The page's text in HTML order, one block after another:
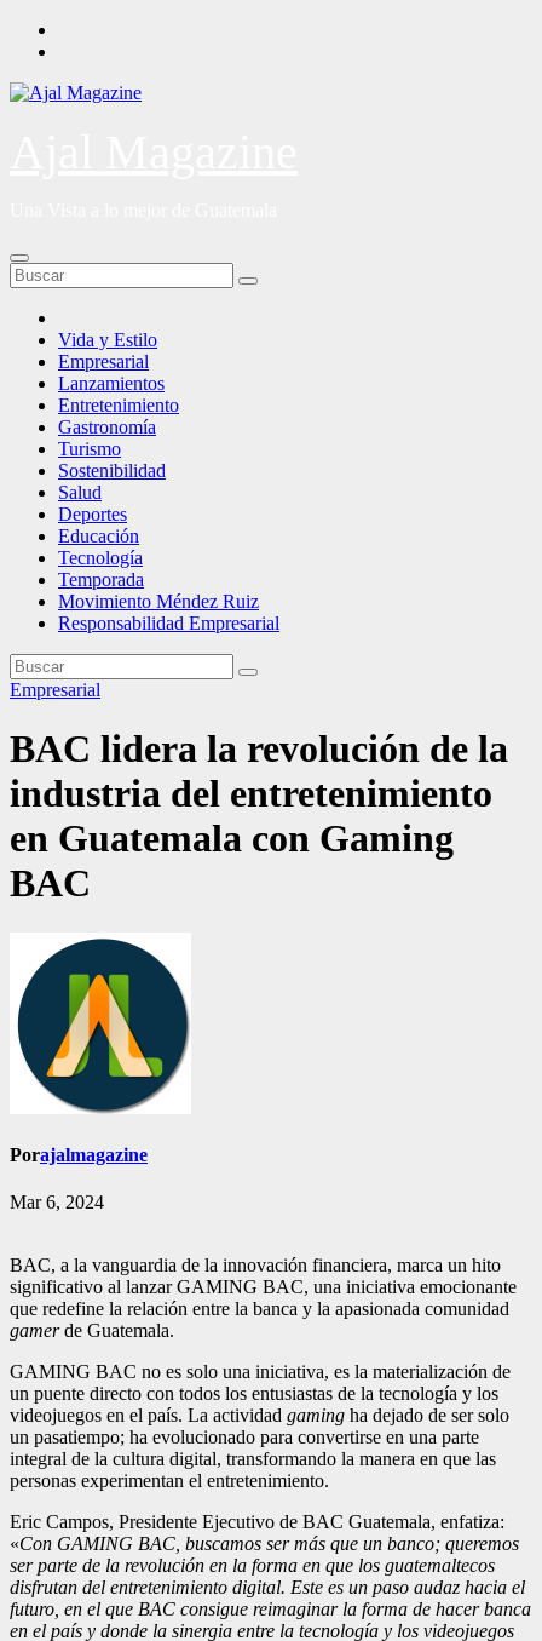
Saltar
Vida y Estilo
Empresarial
Lanzamientos
Entretenimiento
Gastronomía
Turismo
Sostenibilidad
Salud
Deportes
Educación
Tecnología
Temporada
Movimiento Méndez Ruiz
Responsabilidad Empresarial
Empresarial
BAC lidera la revolución de la
industria del entretenimiento
en Guatemala con Gaming
BAC
Porajalmagazine
Mar 6, 2024
BAC, a la vanguardia de la innovación financiera, marca un hito
significativo al lanzar GAMING BAC, una iniciativa emocionante
que redefine la relación entre la banca y la apasionada comunidad
gamerde Guatemala.
GAMING BAC no es solo una iniciativa, es la materialización de
un puente directo con todos los entusiastas de la tecnología y los
videojuegos en el país. La actividad gaming ha dejado de ser solo
un pasatiempo; ha evolucionado para convertirse en una parte
integral de la cultura digital, transformando la manera en que las
personas experimentan el entretenimiento.
Eric Campos, Presidente Ejecutivo de BAC Guatemala, enfatiza:
«Con GAMING BAC, buscamos ser más que un banco; queremos
ser parte de la revolución en la forma en que los guatemaltecos
disfrutan del entretenimiento digital. Este es un paso audaz hacia el
futuro, en el que BAC consigue reimaginar la forma de hacer banca
en el país y donde la sinergia entre la tecnología y los videojuegos